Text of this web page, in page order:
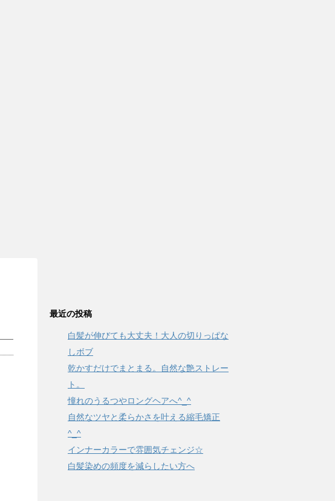
最近の投稿
白髪が伸びても大丈夫！大人の切りっぱな
しボブ
乾かすだけでまとまる。自然な艶ストレー
ト。
憧れのうるつやロングヘアへ^_^
自然なツヤと柔らかさを叶える縮毛矯正
^_^
インナーカラーで雰囲気チェンジ☆
白髪染めの頻度を減らしたい方へ